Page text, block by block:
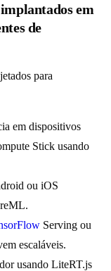
em
de
para
em dispositivos
Stick usando
ou iOS
Serving ou
escaláveis.
usando LiteRT.js